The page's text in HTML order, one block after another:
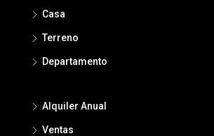
Casa
Terreno
Departamento
Alquiler Anual
Ventas